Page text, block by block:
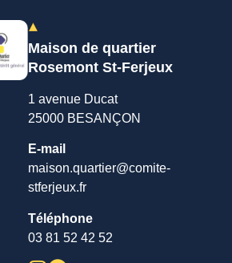
Maison de quartier
Rosemont St-Ferjeux
1 avenue Ducat
25000 BESANÇON
E-mail
maison.quartier@comite-
stferjeux.fr
Téléphone
03 81 52 42 52